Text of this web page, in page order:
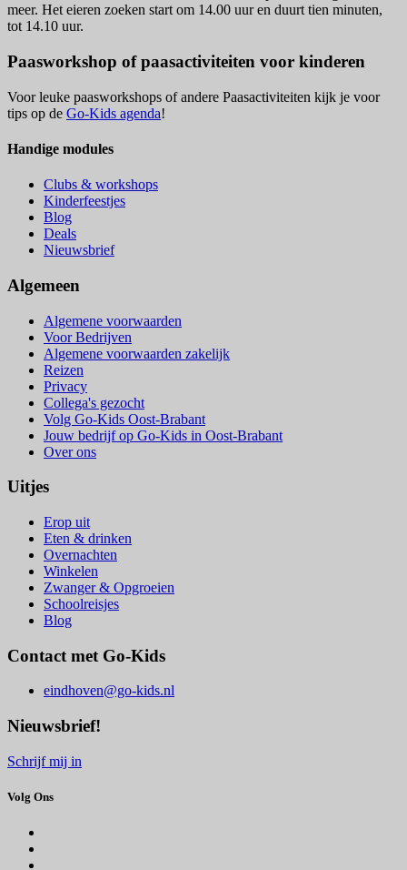
meer. Het eieren zoeken start om 14.00 uur en duurt tien minuten,
tot 14.10 uur.
Paasworkshop of paasactiviteiten voor kinderen
Voor leuke paasworkshops of andere Paasactiviteiten kijk je voor
tips op de Go-Kids agenda!
Handige modules
Clubs & workshops
Kinderfeestjes
Blog
Deals
Nieuwsbrief
Algemeen
Algemene voorwaarden
Voor Bedrijven
Algemene voorwaarden zakelijk
Reizen
Privacy
Collega's gezocht
Volg Go-Kids Oost-Brabant
Jouw bedrijf op Go-Kids in Oost-Brabant
Over ons
Uitjes
Erop uit
Eten & drinken
Overnachten
Winkelen
Zwanger & Opgroeien
Schoolreisjes
Blog
Contact met Go-Kids
eindhoven@go-kids.nl
Nieuwsbrief!
Schrijf mij in
Volg Ons